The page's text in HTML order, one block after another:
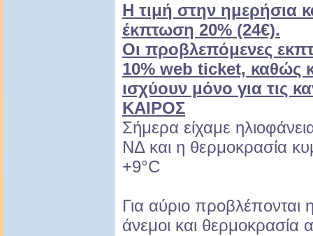
Η τιμή στην ημερήσια
έκπτωση 20% (24€).
Οι προβλεπόμενες
10% web ticket, καθώς
ισχύουν μόνο για τις
ΚΑΙΡΟΣ
Σήμερα είχαμε
ΝΔ και η θερμοκρασία
+9°C
Για αύριο προβλέπονται
άνεμοι και